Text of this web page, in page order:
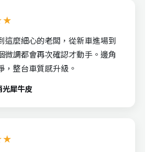
這麼細心的老闆，從新車進場到
微調都會再次確認才動手。邊角
，整台車質感升級。
光犀牛皮